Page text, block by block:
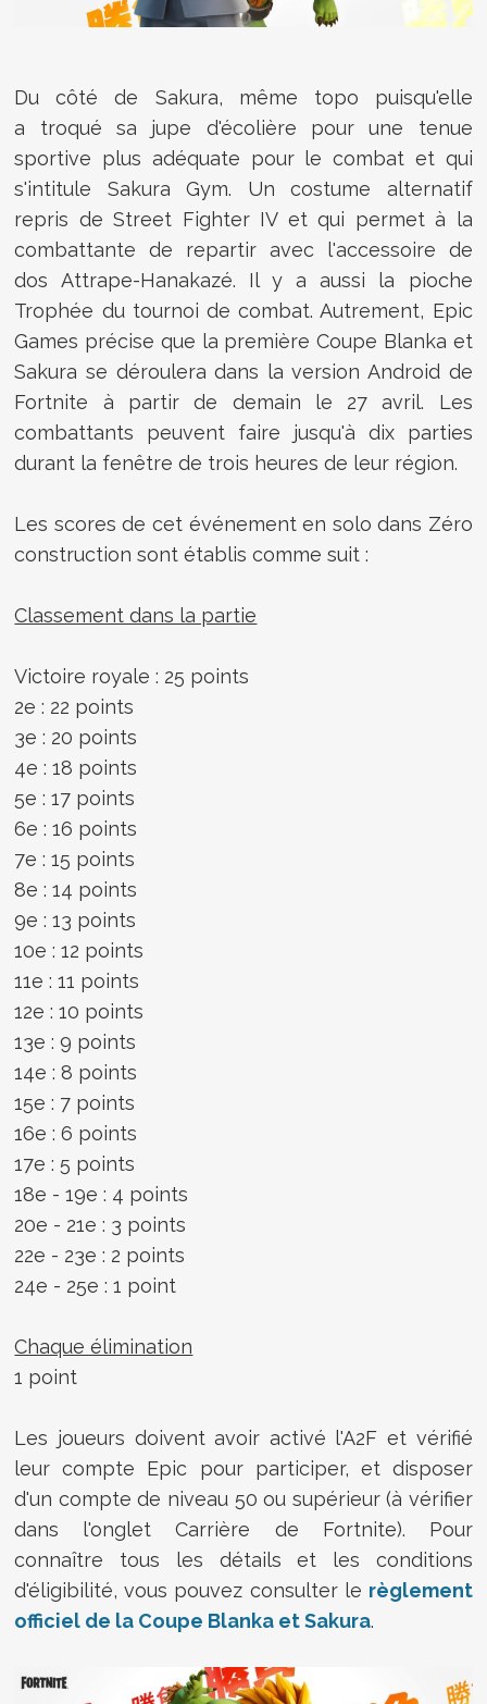
Du côté de Sakura, même topo puisqu'elle
a troqué sa jupe d'écolière pour une tenue
sportive plus adéquate pour le combat et qui
s'intitule Sakura Gym. Un costume alternatif
repris de Street Fighter IV et qui permet à la
combattante de repartir avecl'accessoire de
dos Attrape-Hanakazé. Il y a aussi la pioche
Trophée du tournoi de combat. Autrement, Epic
Games précise que la première Coupe Blanka et
Sakura se déroulera dans la version Android de
Fortnite à partir de demain le 27 avril. Les
combattants peuvent faire jusqu'à dix parties
durant la fenêtre de trois heures de leur région.
Les scores de cet événement en solo dans Zéro
construction sont établis comme suit :
Classement dans la partie
Victoire royale : 25 points
2e : 22 points
3e : 20 points
4e : 18 points
5e : 17 points
6e : 16 points
7e : 15 points
8e : 14 points
9e : 13 points
10e : 12 points
11e : 11 points
12e : 10 points
13e : 9 points
14e : 8 points
15e : 7 points
16e : 6 points
17e : 5 points
18e - 19e : 4 points
20e - 21e : 3 points
22e - 23e : 2 points
24e - 25e : 1 point
Chaque élimination
1 point
Les joueurs doivent avoir activé l'A2F et vérifié
leur compte Epic pour participer, et disposer
d'un compte de niveau 50 ou supérieur (à vérifier
dans l'onglet Carrière de Fortnite). Pour
connaître tous les détails et les conditions
d'éligibilité, vous pouvez consulter le règlement
officiel de la Coupe Blanka et Sakura.